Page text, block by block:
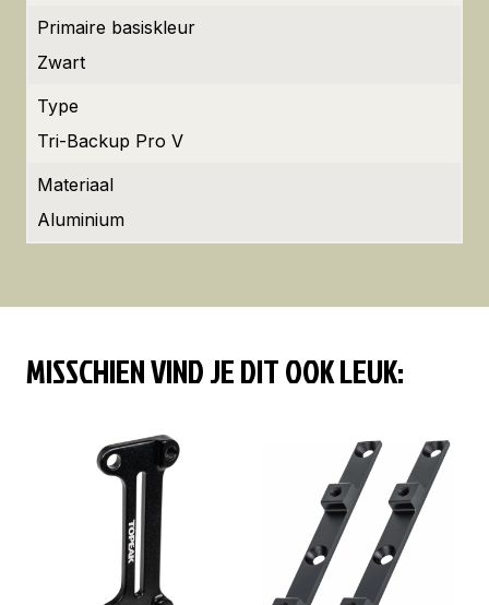
Primaire basiskleur
Zwart
Type
Tri-Backup Pro V
Materiaal
Aluminium
MISSCHIEN VIND JE DIT OOK LEUK: